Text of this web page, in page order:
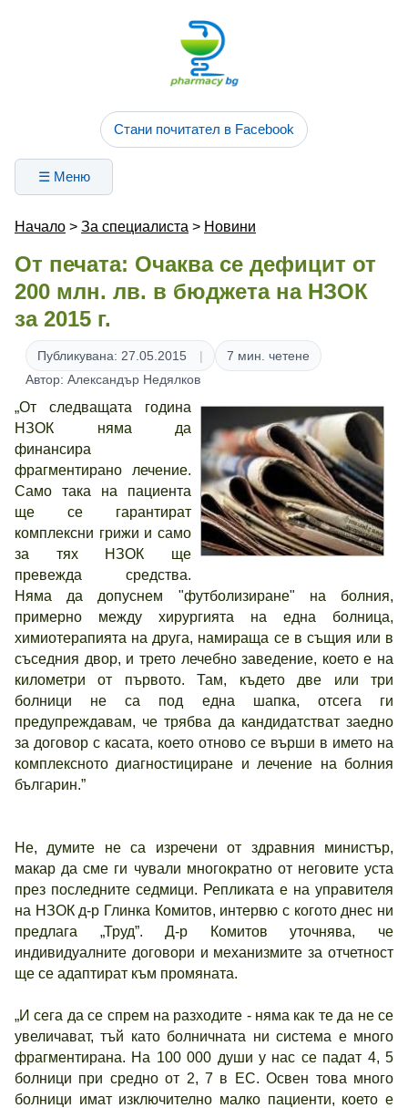
Стани почитател в Facebook
☰ Меню
Начало > За специалиста > Новини
От печата: Очаква се дефицит от
200 млн. лв. в бюджета на НЗОК
за 2015 г.
Публикувана: 27.05.2015
7 мин. четене
Автор: Александър Недялков
„От следващата година
НЗОК няма да
финансира
фрагментирано лечение.
Само така на пациента
ще се гарантират
комплексни грижи и само
за тях НЗОК ще
превежда средства.
Няма да допуснем "футболизиране" на болния,
примерно между хирургията на една болница,
химиотерапията на друга, намираща се в същия или в
съседния двор, и трето лечебно заведение, което е на
километри от първото. Там, където две или три
болници не са под една шапка, отсега ги
предупреждавам, че трябва да кандидатстват заедно
за договор с касата, което отново се върши в името на
комплексното диагностициране и лечение на болния
българин.”
Не, думите не са изречени от здравния министър,
макар да сме ги чували многократно от неговите уста
през последните седмици. Репликата е на управителя
на НЗОК д-р Глинка Комитов, интервю с когото днес ни
предлага „Труд”. Д-р Комитов уточнява, че
индивидуалните договори и механизмите за отчетност
ще се адаптират към промяната.
„И сега да се спрем на разходите - няма как те да не се
увеличават, тъй като болничната ни система е много
фрагментирана. На 100 000 души у нас се падат 4, 5
болници при средно от 2, 7 в ЕС. Освен това много
болници имат изключително малко пациенти, което е